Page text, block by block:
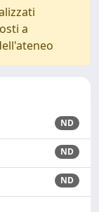
a
ND
ND
ND